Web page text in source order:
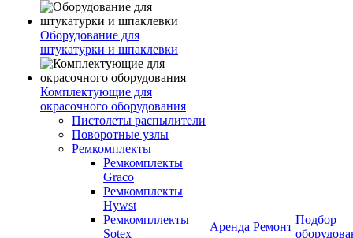
Оборудование для
штукатурки и шпаклевки
Комплектующие для
окрасочного оборудования
Пистолеты распылители
Поворотные узлы
Ремкомплекты
Ремкомплекты
Graco
Ремкомплекты
Hywst
Ремкомпллекты
Sotex
Аренда Ремонт
Подбор